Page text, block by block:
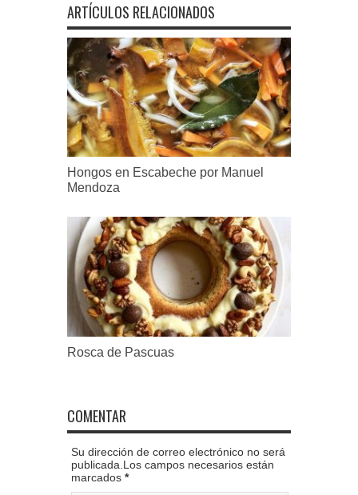
ARTÍCULOS RELACIONADOS
Hongos en Escabeche por Manuel
Mendoza
Rosca de Pascuas
COMENTAR
Su dirección de correo electrónico no será
publicada.Los campos necesarios están
marcados *